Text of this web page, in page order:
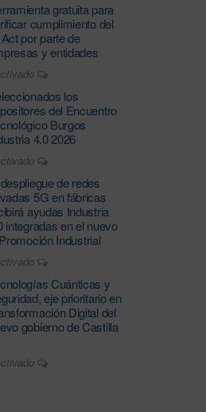
gratuita para
cumplimiento del
por parte de
y entidades
los
del Encuentro
Burgos
4.0 2026
de redes
5G en fábricas
ayudas Industria
integradas en el nuevo
Industrial
Cuánticas y
eje prioritario en
Digital del
gobierno de Castilla